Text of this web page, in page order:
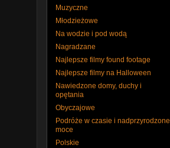
Muzyczne
Młodzieżowe
Na wodzie i pod wodą
Nagradzane
Najlepsze filmy found footage
Najlepsze filmy na Halloween
Nawiedzone domy, duchy i
opętania
Obyczajowe
Podróże w czasie i nadprzyrodzone
moce
Polskie